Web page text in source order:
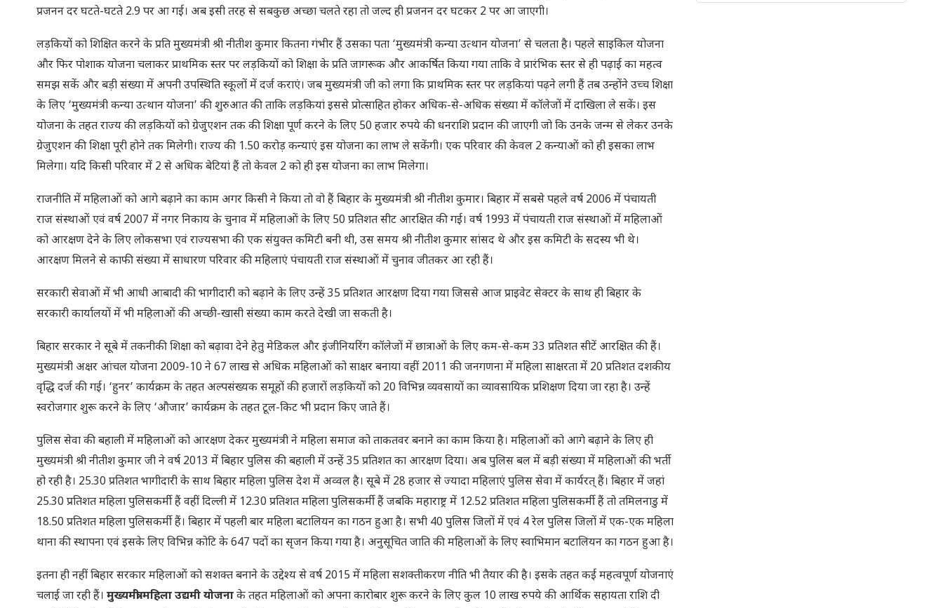
प्रजनन दर घटते-घटते 2.9 पर आ गई। अब इसी तरह से सबकुछ अच्छा चलते रहा तो जल्द ही प्रजनन दर घटकर 2 पर आ जाएगी।
लड़कियों को शिक्षित करने के प्रति मुख्यमंत्री श्री नीतीश कुमार कितना गंभीर हैं उसका पता ‘मुख्यमंत्री कन्या उत्थान योजना’ से चलता है। पहले साइकिल योजना
और फिर पोशाक योजना चलाकर प्राथमिक स्तर पर लड़कियों को शिक्षा के प्रति जागरूक और आकर्षित किया गया ताकि वे प्रारंभिक स्तर से ही पढ़ाई का महत्व
समझ सकें और बड़ी संख्या में अपनी उपस्थिति स्कूलों में दर्ज कराएं। जब मुख्यमंत्री जी को लगा कि प्राथमिक स्तर पर लड़कियां पढ़ने लगी हैं तब उन्होंने उच्च शिक्षा
के लिए ‘मुख्यमंत्री कन्या उत्थान योजना’ की शुरुआत की ताकि लड़कियां इससे प्रोत्साहित होकर अधिक-से-अधिक संख्या में कॉलेजों में दाखिला ले सकें। इस
योजना के तहत राज्य की लड़कियों को ग्रेजुएशन तक की शिक्षा पूर्ण करने के लिए 50 हजार रुपये की धनराशि प्रदान की जाएगी जो कि उनके जन्म से लेकर उनके
ग्रेजुएशन की शिक्षा पूरी होने तक मिलेगी। राज्य की 1.50 करोड़ कन्याएं इस योजना का लाभ ले सकेंगी। एक परिवार की केवल 2 कन्याओं को ही इसका लाभ
मिलेगा। यदि किसी परिवार में 2 से अधिक बेटियां हैं तो केवल 2 को ही इस योजना का लाभ मिलेगा।
राजनीति में महिलाओं को आगे बढ़ाने का काम अगर किसी ने किया तो वो हैं बिहार के मुख्यमंत्री श्री नीतीश कुमार। बिहार में सबसे पहले वर्ष 2006 में पंचायती
राज संस्थाओं एवं वर्ष 2007 में नगर निकाय के चुनाव में महिलाओं के लिए 50 प्रतिशत सीट आरक्षित की गई। वर्ष 1993 में पंचायती राज संस्थाओं में महिलाओं
को आरक्षण देने के लिए लोकसभा एवं राज्यसभा की एक संयुक्त कमिटी बनी थी, उस समय श्री नीतीश कुमार सांसद थे और इस कमिटी के सदस्य भी थे।
आरक्षण मिलने से काफी संख्या में साधारण परिवार की महिलाएं पंचायती राज संस्थाओं में चुनाव जीतकर आ रही हैं।
सरकारी सेवाओं में भी आधी आबादी की भागीदारी को बढ़ाने के लिए उन्हें 35 प्रतिशत आरक्षण दिया गया जिससे आज प्राइवेट सेक्टर के साथ ही बिहार के
सरकारी कार्यालयों में भी महिलाओं की अच्छी-खासी संख्या काम करते देखी जा सकती है।
बिहार सरकार ने सूबे में तकनीकी शिक्षा को बढ़ावा देने हेतु मेडिकल और इंजीनियरिंग कॉलेजों में छात्राओं के लिए कम-से-कम 33 प्रतिशत सीटें आरक्षित की हैं।
मुख्यमंत्री अक्षर आंचल योजना 2009-10 ने 67 लाख से अधिक महिलाओं को साक्षर बनाया वहीं 2011 की जनगणना में महिला साक्षरता में 20 प्रतिशत दशकीय
वृद्धि दर्ज की गई। ‘हुनर’ कार्यक्रम के तहत अल्पसंख्यक समूहों की हजारों लड़कियों को 20 विभिन्न व्यवसायों का व्यावसायिक प्रशिक्षण दिया जा रहा है। उन्हें
स्वरोजगार शुरू करने के लिए ‘औजार’ कार्यक्रम के तहत टूल-किट भी प्रदान किए जाते हैं।
पुलिस सेवा की बहाली में महिलाओं को आरक्षण देकर मुख्यमंत्री ने महिला समाज को ताकतवर बनाने का काम किया है। महिलाओं को आगे बढ़ाने के लिए ही
मुख्यमंत्री श्री नीतीश कुमार जी ने वर्ष 2013 में बिहार पुलिस की बहाली में उन्हें 35 प्रतिशत का आरक्षण दिया। अब पुलिस बल में बड़ी संख्या में महिलाओं की भर्ती
हो रही है। 25.30 प्रतिशत भागीदारी के साथ बिहार महिला पुलिस देश में अव्वल है। सूबे में 28 हजार से ज्यादा महिलाएं पुलिस सेवा में कार्यरत् हैं। बिहार में जहां
25.30 प्रतिशत महिला पुलिसकर्मी हैं वहीं दिल्ली में 12.30 प्रतिशत महिला पुलिसकर्मी हैं जबकि महाराष्ट्र में 12.52 प्रतिशत महिला पुलिसकर्मी हैं तो तमिलनाडु में
18.50 प्रतिशत महिला पुलिसकर्मी हैं। बिहार में पहली बार महिला बटालियन का गठन हुआ है। सभी 40 पुलिस जिलों में एवं 4 रेल पुलिस जिलों में एक-एक महिला
थाना की स्थापना एवं इसके लिए विभिन्न कोटि के 647 पदों का सृजन किया गया है। अनुसूचित जाति की महिलाओं के लिए स्वाभिमान बटालियन का गठन हुआ है।
इतना ही नहीं बिहार सरकार महिलाओं को सशक्त बनाने के उद्देश्य से वर्ष 2015 में महिला सशक्तीकरण नीति भी तैयार की है। इसके तहत कई महत्वपूर्ण योजनाएं
चलाई जा रही हैं। मुख्यमंत्री महिला उद्यमी योजनाके तहत महिलाओं को अपना कारोबार शुरू करने के लिए कुल 10 लाख रुपये की आर्थिक सहायता राशि दी